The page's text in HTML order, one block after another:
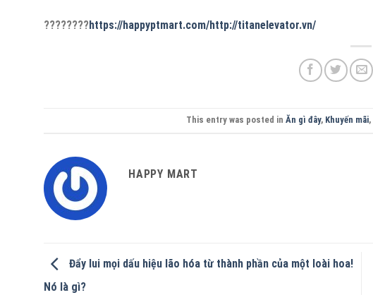
????????https://happyptmart.com/http://titanelevator.vn/
This entry was posted in Ăn gì đây, Khuyến mãi,
HAPPY MART
Đẩy lui mọi dấu hiệu lão hóa từ thành phần của một loài hoa!
Nó là gì?